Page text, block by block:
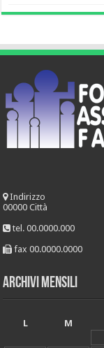
Indirizzo
00000 Città
tel. 00.0000.000
fax 00.0000.0000
Archivi mensili
L
M